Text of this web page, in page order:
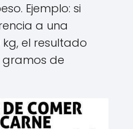
Ejemplo: si
a una
el resultado
gramos de